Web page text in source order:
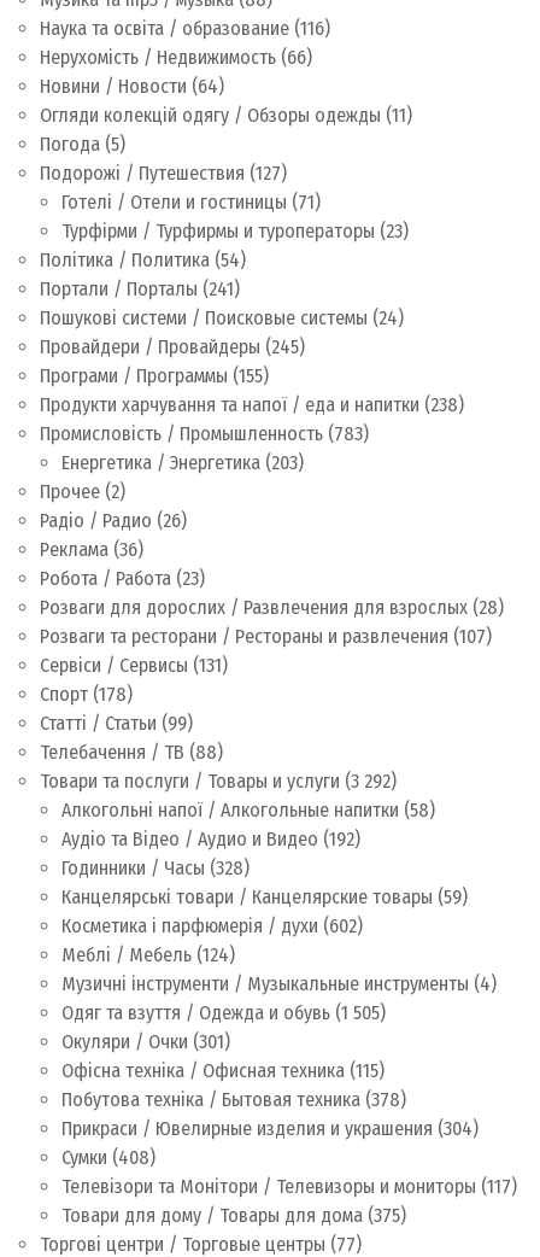
Наука та освіта / образование (116)
Нерухомість / Недвижимость (66)
Новини / Новости (64)
Огляди колекцій одягу / Обзоры одежды (11)
Погода (5)
Подорожі / Путешествия (127)
Готелі / Отели и гостиницы (71)
Турфірми / Турфирмы и туроператоры (23)
Політика / Политика (54)
Портали / Порталы (241)
Пошукові системи / Поисковые системы (24)
Провайдери / Провайдеры (245)
Програми / Программы (155)
Продукти харчування та напої / еда и напитки (238)
Промисловість / Промышленность (783)
Енергетика / Энергетика (203)
Прочее (2)
Радіо / Радио (26)
Реклама (36)
Робота / Работа (23)
Розваги для дорослих / Развлечения для взрослых (28)
Розваги та ресторани / Рестораны и развлечения (107)
Сервіси / Сервисы (131)
Спорт (178)
Статті / Статьи (99)
Телебачення / ТВ (88)
Товари та послуги / Товары и услуги (3 292)
Алкогольні напої / Алкогольные напитки (58)
Аудіо та Відео / Аудио и Видео (192)
Годинники / Часы (328)
Канцелярські товари / Канцелярские товары (59)
Косметика і парфюмерія / духи (602)
Меблі / Мебель (124)
Музичні інструменти / Музыкальные инструменты (4)
Одяг та взуття / Одежда и обувь (1 505)
Окуляри / Очки (301)
Офісна техніка / Офисная техника (115)
Побутова техніка / Бытовая техника (378)
Прикраси / Ювелирные изделия и украшения (304)
Сумки (408)
Телевізори та Монітори / Телевизоры и мониторы (117)
Товари для дому / Товары для дома (375)
Торгові центри / Торговые центры (77)